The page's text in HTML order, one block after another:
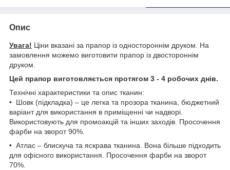
Опис
Увага! Ціни вказані за прапор із одностороннім друком. На
замовлення можемо виготовити прапор із двостороннім
друком.
Цей прапор виготовляється протягом 3 - 4 робочих днів.
Технічні характеристики та опис тканин:
• Шовк (підкладка) – це легка та прозора тканина, бюджетний
варіант для використання в приміщенні чи надворі.
Використовують для промоакцій та інших заходів. Просочення
фарби на зворот 90%.
• Атлас – блискуча та яскрава тканина. Вона більше підходить
для офісного використання. Просочення фарби на зворот
70%.